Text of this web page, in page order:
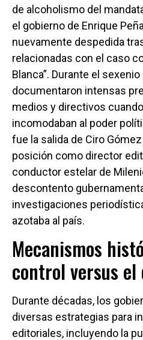
de alcoholismo del
el gobierno de Enrique
nuevamente despedida
relacionadas con el caso
Blanca”. Durante el
documentaron intensas
medios y directivos
incomodaban al poder
fue la salida de Ciro
posición como director
conductor estelar de
descontento
investigaciones
azotaba al país.
Mecanismos
control versus
Durante décadas, los
diversas estrategias para
editoriales, incluyendo la